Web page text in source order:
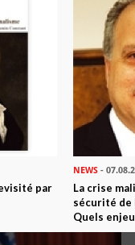
par
NEWS-
La crise
sécurité de
Quels